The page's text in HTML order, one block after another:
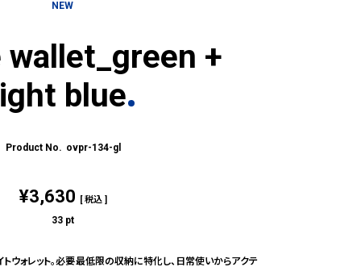
NEW
wallet_green +
light blue
ovpr-134-gl
¥3,630 税込
33 pt
ウォレット。必要最低限の収納に特化し、日常使いからアクテ